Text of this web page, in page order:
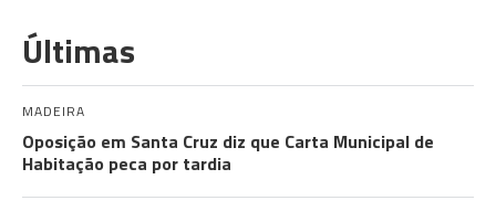
Últimas
MADEIRA
Oposição em Santa Cruz diz que Carta Municipal de
Habitação peca por tardia